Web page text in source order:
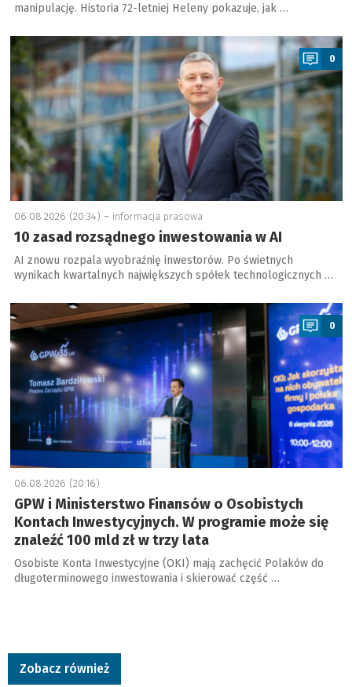
manipulację. Historia 72-letniej Heleny pokazuje, jak …
a
0
06.08.2026 (20:34) – informacja prasowa
10 zasad rozsądnego inwestowania w AI
AI znowu rozpala wyobraźnię inwestorów. Po świetnych
wynikach kwartalnych największych spółek technologicznych …
a
0
06.08.2026 (20:16)
GPW i Ministerstwo Finansów o Osobistych
Kontach Inwestycyjnych. W programie może się
znaleźć 100 mld zł w trzy lata
Osobiste Konta Inwestycyjne (OKI) mają zachęcić Polaków do
długoterminowego inwestowania i skierować część …
Zobacz również